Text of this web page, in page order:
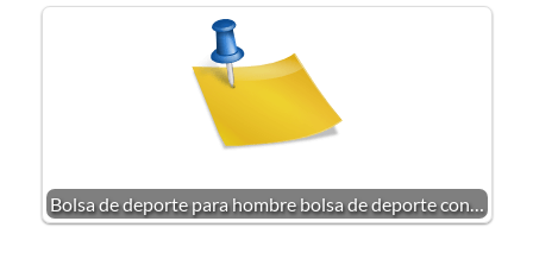
Bolsa de deporte para hombre bolsa de deporte con…